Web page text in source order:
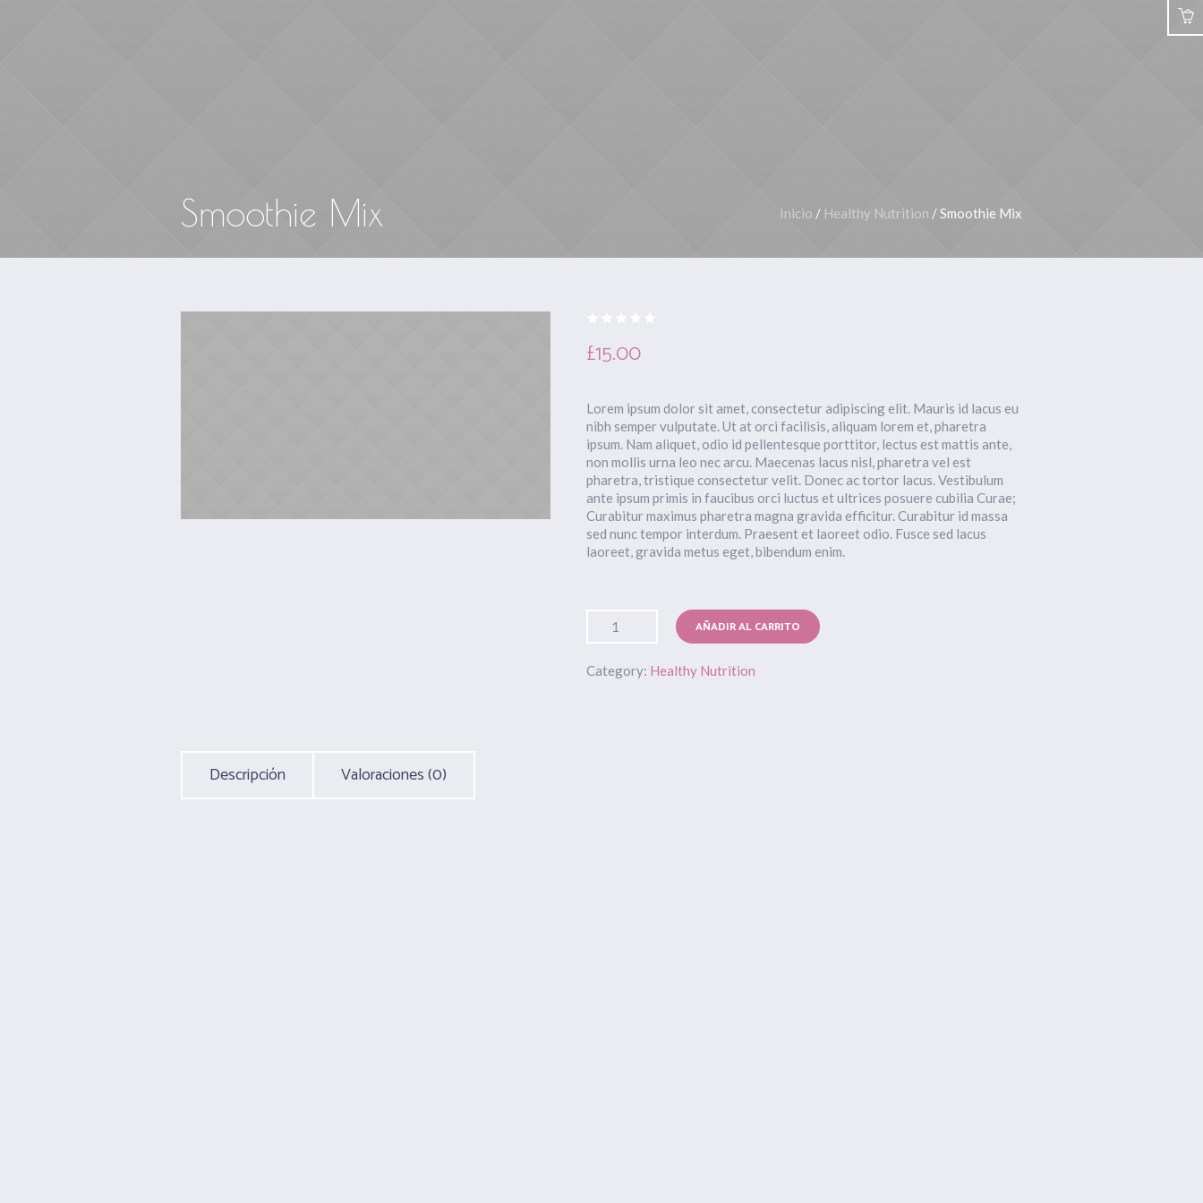
Smoothie Mix Inicio / Healthy Nutrition / Smoothie Mix
£15.00
Lorem ipsum dolor sit amet, consectetur adipiscing elit. Mauris id lacus eu
nibh semper vulputate. Ut at orci facilisis, aliquam lorem et, pharetra
ipsum. Nam aliquet, odio id pellentesque porttitor, lectus est mattis ante,
non mollis urna leo nec arcu. Maecenas lacus nisl, pharetra vel est
pharetra, tristique consectetur velit. Donec ac tortor lacus. Vestibulum
ante ipsum primis in faucibus orci luctus et ultrices posuere cubilia Curae;
Curabitur maximus pharetra magna gravida efficitur. Curabitur id massa
sed nunc tempor interdum. Praesent et laoreet odio. Fusce sed lacus
laoreet, gravida metus eget, bibendum enim.
AÑADIR AL CARRITO
Category: Healthy Nutrition
Descripción Valoraciones (0)